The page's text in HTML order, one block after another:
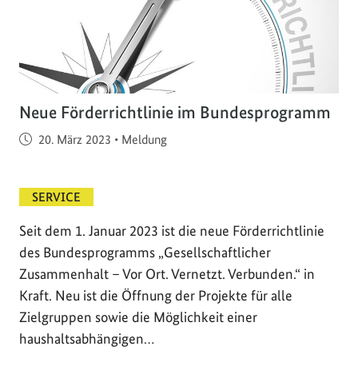
Neue Förderrichtlinie im Bundesprogramm
Veröffentlicht am
20. März 2023 • Meldung
SERVICE
Seit dem 1. Januar 2023 ist die neue Förderrichtlinie
des Bundesprogramms „Gesellschaftlicher
Zusammenhalt – Vor Ort. Vernetzt. Verbunden.“ in
Kraft. Neu ist die Öffnung der Projekte für alle
Zielgruppen sowie die Möglichkeit einer
haushaltsabhängigen…